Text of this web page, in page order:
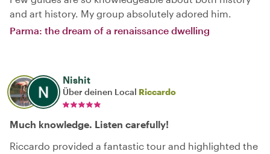
and art history. My group absolutely adored him.
Parma: the dream of a renaissance dwelling
Nishit
Über deinen Local Riccardo
Much knowledge. Listen carefully!
Riccardo provided a fantastic tour and highlighted the